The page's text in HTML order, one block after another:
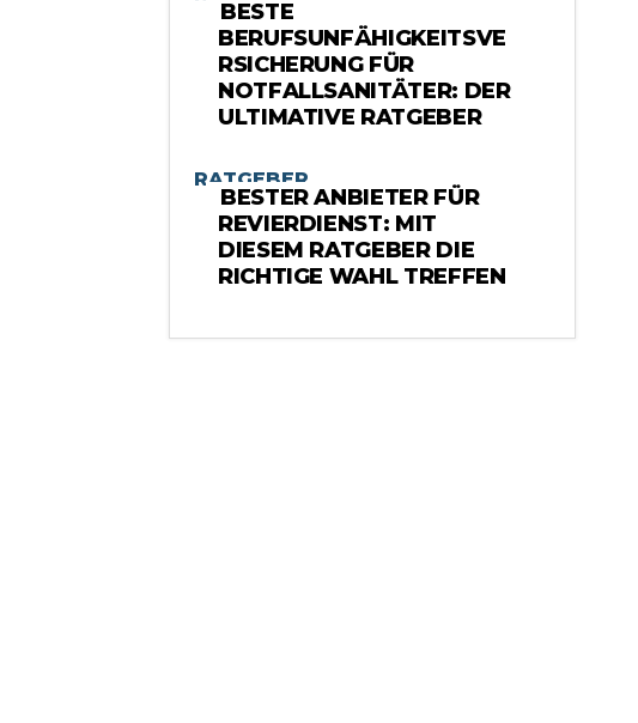
BESTE
BERUFSUNFÄHIGKEITSVE
RSICHERUNG FÜR
NOTFALLSANITÄTER: DER
ULTIMATIVE RATGEBER
RATGEBER
BESTER ANBIETER FÜR
REVIERDIENST: MIT
DIESEM RATGEBER DIE
RICHTIGE WAHL TREFFEN